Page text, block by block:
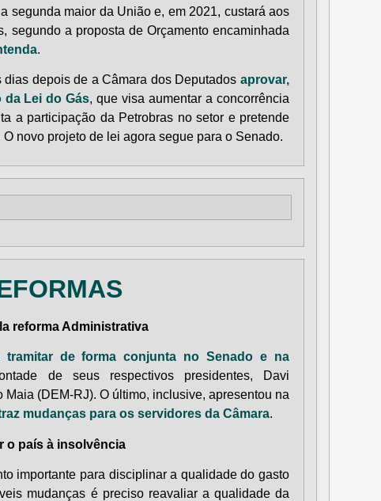
segunda maior da União e, em 2021, custará aos
segundo a proposta de Orçamento encaminhada
.
depois de a Câmara dos Deputados aprovar,
da Lei do Gás, que visa aumentar a concorrência
a participação da Petrobras no setor e pretende
novo projeto de lei agora segue para o Senado.
reforma Administrativa
tramitar de forma conjunta no Senado e na
de seus respectivos presidentes, Davi
(DEM-RJ). O último, inclusive, apresentou na
mudanças para os servidores da Câmara.
o país à insolvência
importante para disciplinar a qualidade do gasto
mudanças é preciso reavaliar a qualidade da